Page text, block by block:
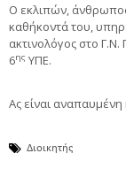
Ο εκλιπών,
καθήκοντά του,
ακτινολόγος στο
6ης ΥΠΕ.
Ας είναι
Διοικητής